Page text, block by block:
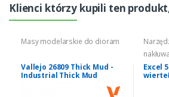
Klienci którzy kupili ten
Masy modelarskie do dioram
Vallejo 26809 Thick Mud -
Industrial Thick Mud
Excel